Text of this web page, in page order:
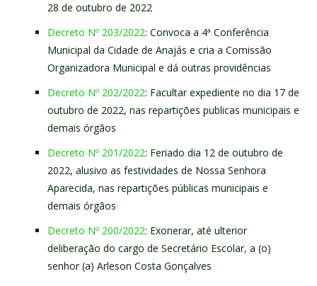
28 de outubro de 2022
Decreto Nº 203/2022: Convoca a 4ª Conferência
Municipal da Cidade de Anajás e cria a Comissão
Organizadora Municipal e dá outras providências
Decreto Nº 202/2022: Facultar expediente no dia 17 de
outubro de 2022, nas repartições publicas municipais e
demais órgãos
Decreto Nº 201/2022: Feriado dia 12 de outubro de
2022, alusivo as festividades de Nossa Senhora
Aparecida, nas repartições públicas municipais e
demais órgãos
Decreto Nº 200/2022: Exonerar, até ulterior
deliberação do cargo de Secretário Escolar, a (o)
senhor (a) Arleson Costa Gonçalves